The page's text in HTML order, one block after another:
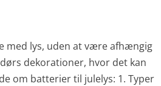
med lys, uden at være afhængig
dekorationer, hvor det kan
om batterier til julelys: 1. Typer